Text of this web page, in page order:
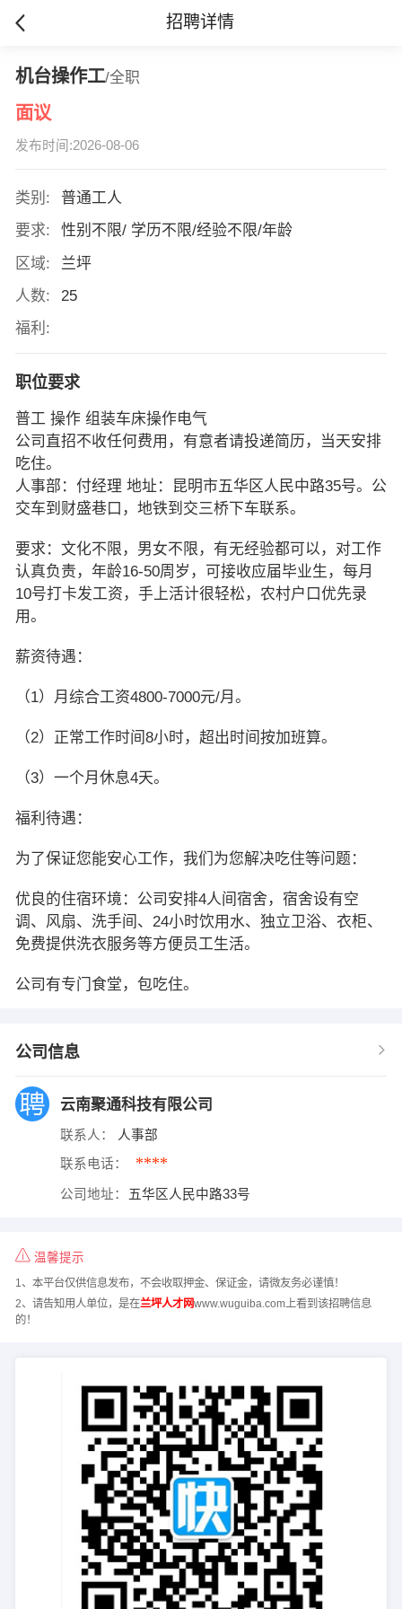
招聘详情
机台操作工/全职
面议
发布时间:2026-08-06
类别:
普通工人
要求:
性别不限/ 学历不限/经验不限/年龄
区域:
兰坪
人数:
25
福利:
职位要求
普工 操作 组装车床操作电气
公司直招不收任何费用，有意者请投递简历，当天安排
吃住。
人事部：付经理 地址：昆明市五华区人民中路35号。公
交车到财盛巷口，地铁到交三桥下车联系。
要求：文化不限，男女不限，有无经验都可以，对工作
认真负责，年龄16-50周岁，可接收应届毕业生，每月
10号打卡发工资，手上活计很轻松，农村户口优先录
用。
薪资待遇：
（1）月综合工资4800-7000元/月。
（2）正常工作时间8小时，超出时间按加班算。
（3）一个月休息4天。
福利待遇：
为了保证您能安心工作，我们为您解决吃住等问题：
优良的住宿环境：公司安排4人间宿舍，宿舍设有空
调、风扇、洗手间、24小时饮用水、独立卫浴、衣柜、
免费提供洗衣服务等方便员工生活。
公司有专门食堂，包吃住。
公司信息
云南聚通科技有限公司
联系人： 人事部
联系电话： ****
公司地址： 五华区人民中路33号
温馨提示
1、本平台仅供信息发布，不会收取押金、保证金，请微友务必谨慎！
2、请告知用人单位，是在兰坪人才网www.wuguiba.com上看到该招聘信息
的！